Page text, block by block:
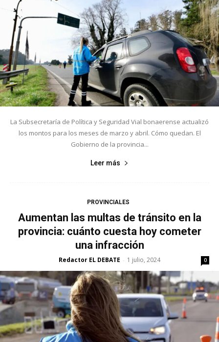
La Subsecretaría de Política y Seguridad Vial bonaerense actualizó
los montos para los meses de marzo y abril. Cómo quedan. El
Gobierno de la provincia...
Leer más
PROVINCIALES
Aumentan las multas de tránsito en la
provincia: cuánto cuesta hoy cometer
una infracción
Redactor EL DEBATE - 1 julio, 2024 0